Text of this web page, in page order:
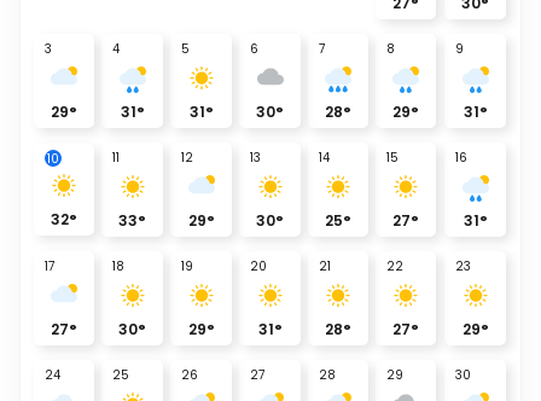
3
29°
4
31°
5
31°
6
30°
7
28°
8
29°
9
31°
10
32°
11
33°
12
29°
13
30°
14
25°
15
27°
16
31°
17
27°
18
30°
19
29°
20
31°
21
28°
22
27°
23
29°
24 25 26 27 28 29 30